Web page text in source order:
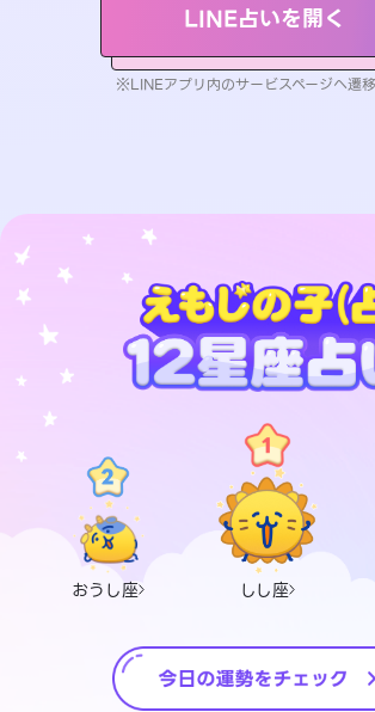
LINE占いを開く
※LINEアプリ内のサービスページへ遷
おうし座 しし座